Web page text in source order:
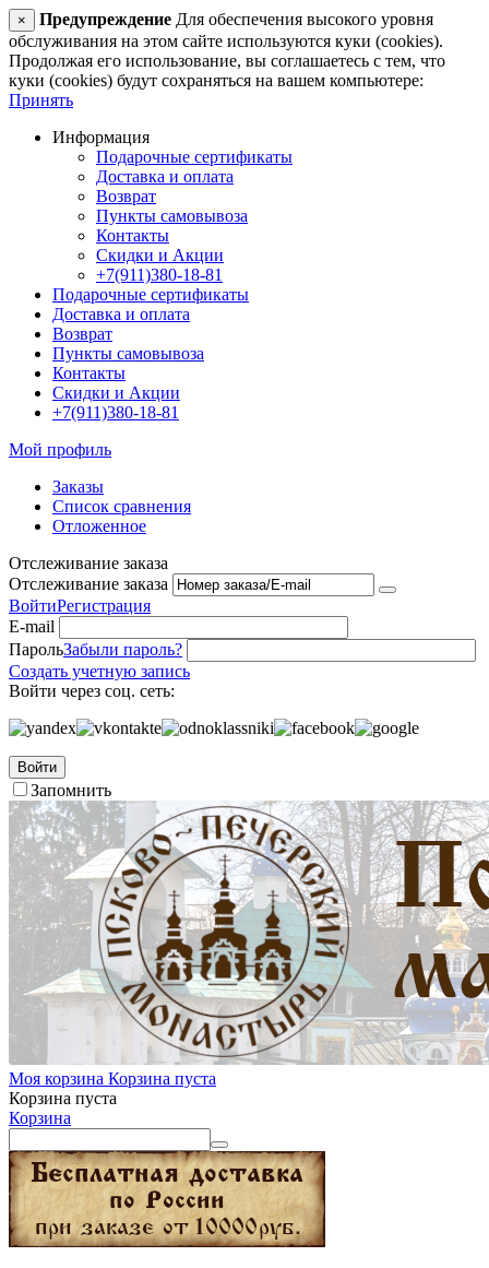
× Предупреждение Для обеспечения высокого уровня
обслуживания на этом сайте используются куки (cookies).
Продолжая его использование, вы соглашаетесь с тем, что
куки (cookies) будут сохраняться на вашем компьютере:
Принять
Информация
Подарочные сертификаты
Доставка и оплата
Возврат
Пункты самовывоза
Контакты
Скидки и Акции
+7(911)380-18-81
Подарочные сертификаты
Доставка и оплата
Возврат
Пункты самовывоза
Контакты
Скидки и Акции
+7(911)380-18-81
Мой профиль
Заказы
Список сравнения
Отложенное
Отслеживание заказа
Отслеживание заказа
ВойтиРегистрация
E-mail
ПарольЗабыли пароль?
Создать учетную запись
Войти через соц. сеть:
Войти
Запомнить
Моя корзина Корзина пуста
Корзина пуста
Корзина